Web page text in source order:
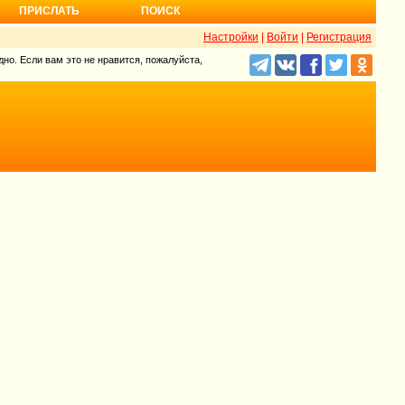
ПРИСЛАТЬ ПОИСК
Настройки Войти Регистрация
Если вам это не нравится, пожалуйста,